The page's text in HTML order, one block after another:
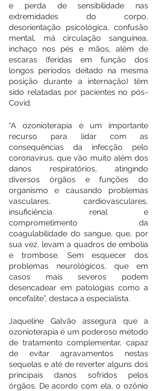
e perda de sensibilidade nas
extremidades do corpo,
desorientação psicológica, confusão
mental, má circulação sanguínea,
inchaço nos pés e mãos, além de
escaras (feridas em função dos
longos períodos deitado na mesma
posição durante a internação) têm
sido relatadas por pacientes no pós-
Covid.
“A ozonioterapia é um importante
recurso para lidar com as
consequências da infecção pelo
coronavírus, que vão muito além dos
danos respiratórios, atingindo
diversos órgãos e funções do
organismo e causando problemas
vasculares, cardiovasculares,
insuficiência renal e
comprometimento da
coagulabilidade do sangue, que, por
sua vez, levam a quadros de embolia
e trombose. Sem esquecer dos
problemas neurológicos, que em
casos mais severos podem
desencadear em patologias como a
encefalite”, destaca a especialista.
Jaqueline Galvão assegura que a
ozonioterapia é um poderoso método
de tratamento complementar, capaz
de evitar agravamentos nestas
sequelas e até de reverter alguns dos
principais danos sofridos pelos
órgãos. De acordo com ela, o ozônio